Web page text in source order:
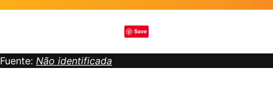
Save
Fuente: Não identificada